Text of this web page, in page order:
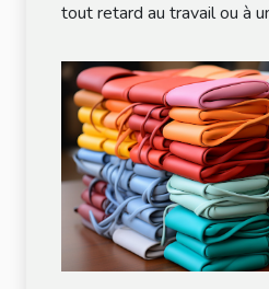
tout retard au travail ou à